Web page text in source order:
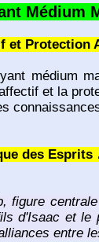
Médium
et Protection
médium
et la
des Esprits
figure
d'Isaac et le
entre